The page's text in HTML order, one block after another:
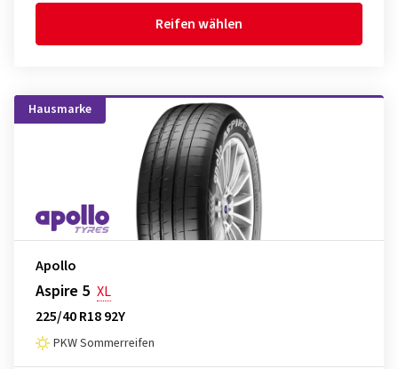
Reifen wählen
Hausmarke
Apollo
Aspire 5 XL
225/40 R18 92Y
PKW Sommerreifen